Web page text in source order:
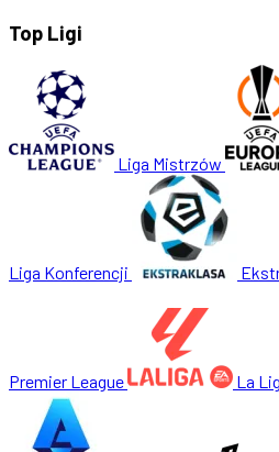
Top Ligi
Liga Mistrzów
Liga Konferencji
Premier League La